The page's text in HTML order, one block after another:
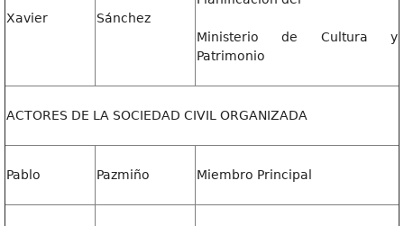
Xavier Sánchez
Ministerio de Cultura y
Patrimonio
ACTORES DE LA SOCIEDAD CIVIL ORGANIZADA
Pablo Pazmiño Miembro Principal